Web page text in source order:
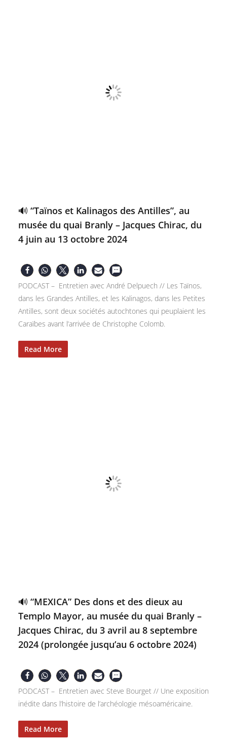
🔊 “Taïnos et Kalinagos des Antilles”, au
musée du quai Branly – Jacques Chirac, du
4 juin au 13 octobre 2024
PODCAST – Entretien avec André Delpuech // Les Taïnos,
dans les Grandes Antilles, et les Kalinagos, dans les Petites
Antilles, sont deux sociétés autochtones qui peuplaient les
Caraïbes avant l’arrivée de Christophe Colomb.
Read More
🔊 “MEXICA” Des dons et des dieux au
Templo Mayor, au musée du quai Branly –
Jacques Chirac, du 3 avril au 8 septembre
2024 (prolongée jusqu’au 6 octobre 2024)
PODCAST – Entretien avec Steve Bourget // Une exposition
inédite dans l’histoire de l’archéologie mésoaméricaine.
Read More